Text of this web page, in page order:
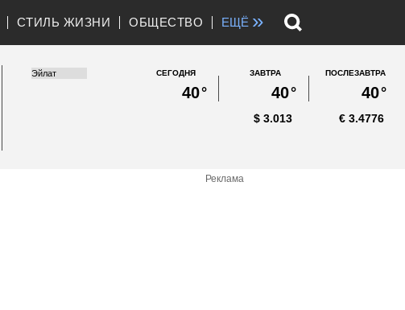
СТИЛЬ ЖИЗНИ ОБЩЕСТВО ЕЩЁ »
СЕГОДНЯ
40°
ЗАВТРА
40°
ПОСЛЕЗАВТРА
40°
3.013
$ 3.4776
€
Реклама